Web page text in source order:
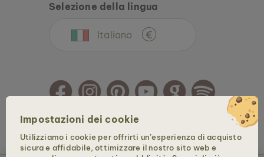
Impostazioni dei cookie
Utilizziamo i cookie per offrirti un’esperienza di acquisto
sicura e affidabile, ottimizzare il nostro sito web e
Selezione della lingua
Italiano €
Copyright © 2026 Holzkern - un marchio della Time for Nature GmbH. Tutti i diritti
sono riservati.